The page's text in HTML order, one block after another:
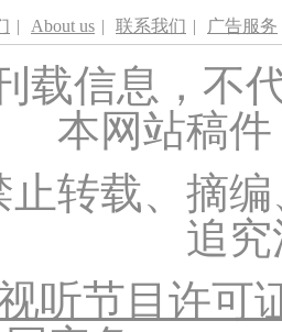
| About us | 联系我们 | 广告服务
载信息，不
本网站稿
止转载、摘
追
听节目许可